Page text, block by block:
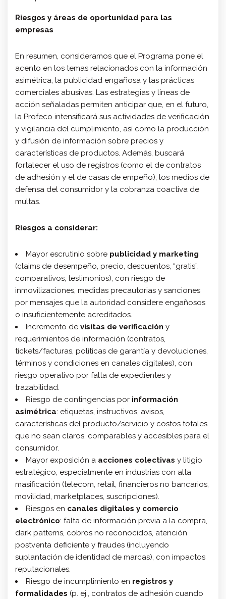
Riesgos y áreas de oportunidad para las
empresas
En resumen, consideramos que el Programa pone el
acento en los temas relacionados con la información
asimétrica, la publicidad engañosa y las prácticas
comerciales abusivas. Las estrategias y líneas de
acción señaladas permiten anticipar que, en el futuro,
la Profeco intensificará sus actividades de verificación
y vigilancia del cumplimiento, así como la producción
y difusión de información sobre precios y
características de productos. Además, buscará
fortalecer el uso de registros (como el de contratos
de adhesión y el de casas de empeño), los medios de
defensa del consumidor y la cobranza coactiva de
multas.
Riesgos a considerar:
Mayor escrutinio sobre publicidad y marketing
(claims de desempeño, precio, descuentos, “gratis”,
comparativos, testimonios), con riesgo de
inmovilizaciones, medidas precautorias y sanciones
por mensajes que la autoridad considere engañosos
o insuficientemente acreditados.
Incremento de visitas de verificación y
requerimientos de información (contratos,
tickets/facturas, políticas de garantía y devoluciones,
términos y condiciones en canales digitales), con
riesgo operativo por falta de expedientes y
trazabilidad.
Riesgo de contingencias por información
asimétrica: etiquetas, instructivos, avisos,
características del producto/servicio y costos totales
que no sean claros, comparables y accesibles para el
consumidor.
Mayor exposición a acciones colectivas y litigio
estratégico, especialmente en industrias con alta
masificación (telecom, retail, financieros no bancarios,
movilidad, marketplaces, suscripciones).
Riesgos en canales digitales y comercio
electrónico: falta de información previa a la compra,
dark patterns, cobros no reconocidos, atención
postventa deficiente y fraudes (incluyendo
suplantación de identidad de marcas), con impactos
reputacionales.
Riesgo de incumplimiento en registros y
formalidades (p. ej., contratos de adhesión cuando